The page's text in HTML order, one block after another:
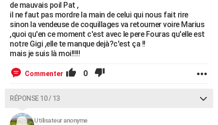
de mauvais poil Pat ,
il ne faut pas mordre la main de celui qui nous fait rire
sinon la vendeuse de coquillages va retourner voire Marius
,quoi qu'en ce moment c'est avec le pere Fouras qu'elle est
notre Gigi ,elle te manque dejà?c'est ça !!
mais je suis là moi!!!!!
Commenter 0
RÉPONSE 10 / 13
Utilisateur anonyme